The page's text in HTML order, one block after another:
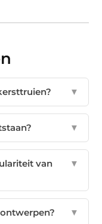
▼
▼
van
▼
▼